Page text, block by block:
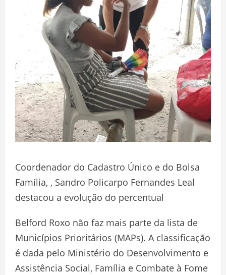
Coordenador do Cadastro Único e do Bolsa
Família, , Sandro Policarpo Fernandes Leal
destacou a evolução do percentual
Belford Roxo não faz mais parte da lista de
Municípios Prioritários (MAPs). A classificação
é dada pelo Ministério do Desenvolvimento e
Assistência Social, Família e Combate à Fome